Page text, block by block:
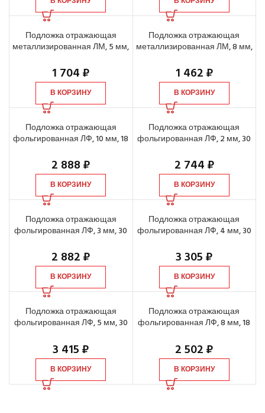
Подложка отражающая
металлизированная ЛМ, 5 мм,
1 704₽
В КОРЗИНУ
Подложка отражающая
металлизированная ЛМ, 8 мм,
1 462₽
В КОРЗИНУ
Подложка отражающая
фольгированная ЛФ, 10 мм, 18
2 888₽
В КОРЗИНУ
Подложка отражающая
фольгированная ЛФ, 2 мм, 30
2 744₽
В КОРЗИНУ
Подложка отражающая
фольгированная ЛФ, 3 мм, 30
2 882₽
В КОРЗИНУ
Подложка отражающая
фольгированная ЛФ, 4 мм, 30
3 305₽
В КОРЗИНУ
Подложка отражающая
фольгированная ЛФ, 5 мм, 30
3 415₽
В КОРЗИНУ
Подложка отражающая
фольгированная ЛФ, 8 мм, 18
2 502₽
В КОРЗИНУ